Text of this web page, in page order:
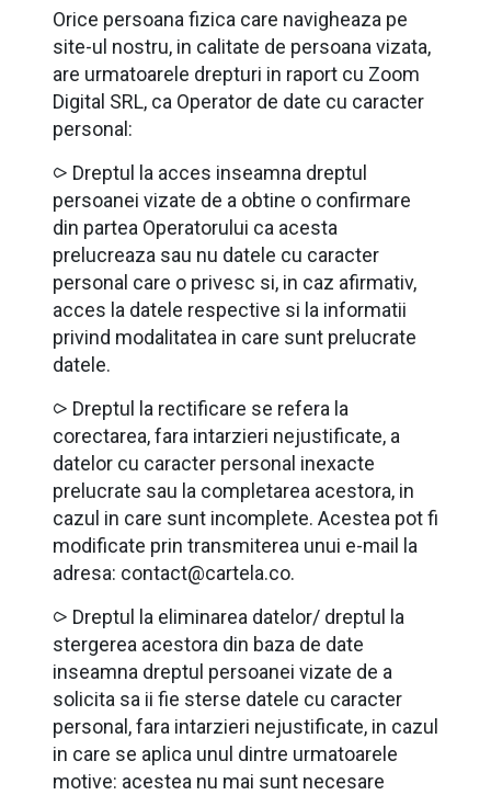
Orice persoana fizica care navigheaza pe
site-ul nostru, in calitate de persoana vizata,
are urmatoarele drepturi in raport cu Zoom
Digital SRL, ca Operator de date cu caracter
personal:
⪧ Dreptul la acces inseamna dreptul
persoanei vizate de a obtine o confirmare
din partea Operatorului ca acesta
prelucreaza sau nu datele cu caracter
personal care o privesc si, in caz afirmativ,
acces la datele respective si la informatii
privind modalitatea in care sunt prelucrate
datele.
⪧ Dreptul la rectificare se refera la
corectarea, fara intarzieri nejustificate, a
datelor cu caracter personal inexacte
prelucrate sau la completarea acestora, in
cazul in care sunt incomplete. Acestea pot fi
modificate prin transmiterea unui e-mail la
adresa: contact@cartela.co.
⪧ Dreptul la eliminarea datelor/ dreptul la
stergerea acestora din baza de date
inseamna dreptul persoanei vizate de a
solicita sa ii fie sterse datele cu caracter
personal, fara intarzieri nejustificate, in cazul
in care se aplica unul dintre urmatoarele
motive: acestea nu mai sunt necesare